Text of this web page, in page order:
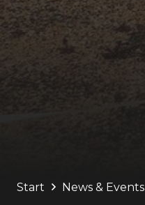
Start News & Events